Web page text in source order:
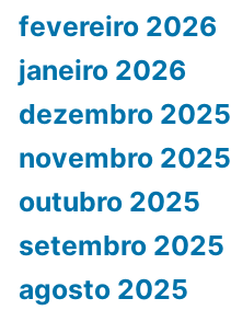
fevereiro 2026
janeiro 2026
dezembro 2025
novembro 2025
outubro 2025
setembro 2025
agosto 2025